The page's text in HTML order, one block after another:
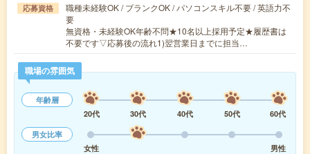
応募資格
職種未経験OK / ブランクOK / パソコンスキル不要 / 英語力不
要
無資格・未経験OK年齢不問★10名以上採用予定★履歴書は
不要です▽応募後の流れ1)翌営業日までに担当…
職場の雰囲気
年齢層
20代
30代 40代 50代
60代
男女比率
女性
男性